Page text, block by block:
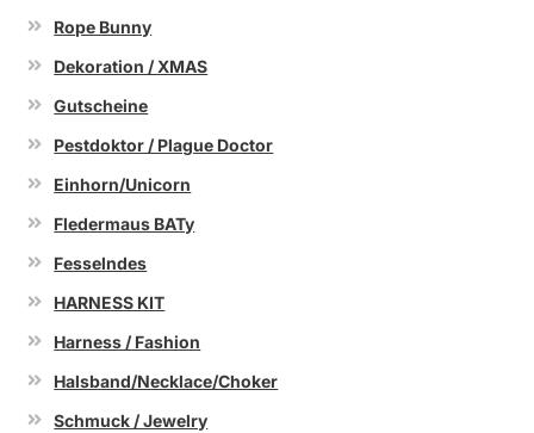
Rope Bunny
Dekoration / XMAS
Gutscheine
Pestdoktor / Plague Doctor
Einhorn/Unicorn
Fledermaus BATy
Fesselndes
HARNESS KIT
Harness / Fashion
Halsband/Necklace/Choker
Schmuck / Jewelry